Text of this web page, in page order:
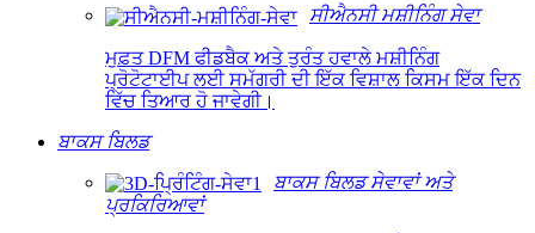
ਸੀਐਨਸੀ ਮਸ਼ੀਨਿੰਗ ਸੇਵਾ
ਮੁਫ਼ਤ DFM ਫੀਡਬੈਕ ਅਤੇ ਤੁਰੰਤ ਹਵਾਲੇ ਮਸ਼ੀਨਿੰਗ
ਪ੍ਰੋਟੋਟਾਈਪ ਲਈ ਸਮੱਗਰੀ ਦੀ ਇੱਕ ਵਿਸ਼ਾਲ ਕਿਸਮ ਇੱਕ ਦਿਨ
ਵਿੱਚ ਤਿਆਰ ਹੋ ਜਾਵੇਗੀ।
ਬਾਕਸ ਬਿਲਡ
ਬਾਕਸ ਬਿਲਡ ਸੇਵਾਵਾਂ ਅਤੇ
ਪ੍ਰਕਿਰਿਆਵਾਂ